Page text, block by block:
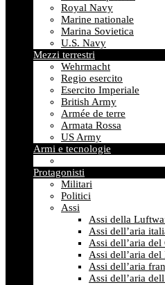
Royal Navy
Marine nationale
Marina Sovietica
U.S. Navy
Mezzi terrestri
Wehrmacht
Regio esercito
Esercito Imperiale
British Army
Armée de terre
Armata Rossa
US Army
Armi e tecnologie
Protagonisti
Militari
Politici
Assi
Assi della
Assi dell’aria
Assi dell’aria del
Assi dell’aria
Assi dell’aria
Assi dell’aria